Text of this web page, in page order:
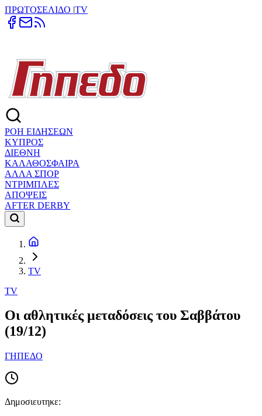
ΠΡΩΤΟΣΕΛΙΔΟ |TV
ΡΟΗ ΕΙΔΗΣΕΩΝ
ΚΥΠΡΟΣ
ΔΙΕΘΝΗ
ΚΑΛΑΘΟΣΦΑΙΡΑ
ΑΛΛΑ ΣΠΟΡ
ΝΤΡΙΜΠΛΕΣ
ΑΠΟΨΕΙΣ
AFTER DERBY
TV
TV
Οι αθλητικές μεταδόσεις του Σαββάτου
(19/12)
ΓΗΠΕΔΟ
Δημοσιευτηκε: